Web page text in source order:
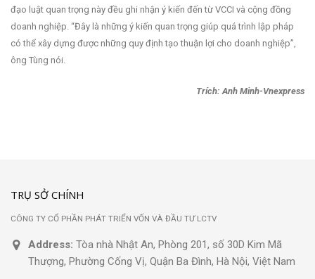
đạo luật quan trọng này đều ghi nhận ý kiến đến từ VCCI và cộng đồng
doanh nghiệp. “Đây là những ý kiến quan trọng giúp quá trình lập pháp
có thể xây dựng được những quy định tạo thuận lợi cho doanh nghiệp”,
ông Tùng nói.
Trích: Anh Minh-Vnexpress
TRỤ SỞ CHÍNH
CÔNG TY CỔ PHẦN PHÁT TRIỂN VỐN VÀ ĐẦU TƯ LCTV
Address: Tòa nhà Nhật An, Phòng 201, số 30D Kim Mã
Thượng, Phường Cống Vị, Quận Ba Đình, Hà Nội, Việt Nam